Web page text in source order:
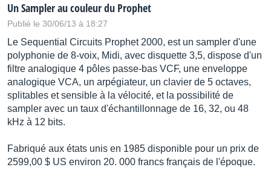
Un Sampler au couleur du Prophet
Publié le 30/06/13 à 18:27
Le Sequential Circuits Prophet 2000, est un sampler d'une
polyphonie de 8-voix, Midi, avec disquette 3,5, dispose d'un
filtre analogique 4 pôles passe-bas VCF, une enveloppe
analogique VCA, un arpégiateur, un clavier de 5 octaves,
splitables et sensible à la vélocité, et la possibilité de
sampler avec un taux d'échantillonnage de 16, 32, ou 48
kHz à 12 bits.
Fabriqué aux états unis en 1985 disponible pour un prix de
2599,00 $ US environ 20. 000 francs français de l'époque.